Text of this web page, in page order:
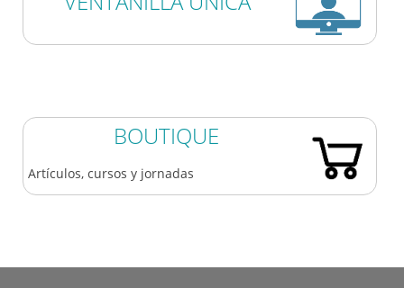
BOUTIQUE
Artículos, cursos y jornadas